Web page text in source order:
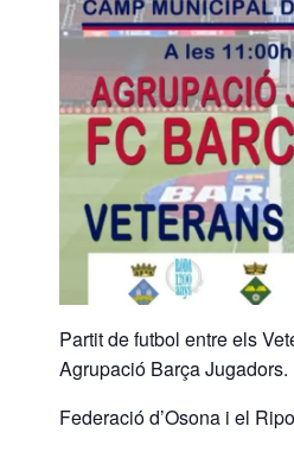
Partit de futbol entre els
Agrupació Barça Jugadors.
Federació d’Osona i el